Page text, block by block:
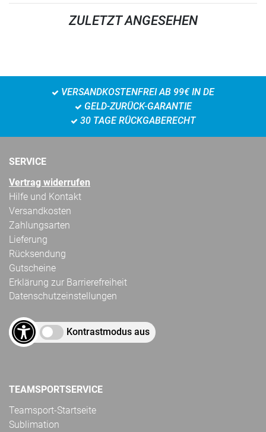
ZULETZT ANGESEHEN
VERSANDKOSTENFREI AB 99€ IN DE
GELD-ZURÜCK-GARANTIE
30 TAGE RÜCKGABERECHT
SERVICE
Vertrag widerrufen
Hilfe und Kontakt
Versandkosten
Zahlungsarten
Lieferung
Rücksendung
Gutscheine
Erklärung zur Barrierefreiheit
Datenschutzeinstellungen
Kontrastmodus aus
TEAMSPORTSERVICE
Teamsport-Startseite
Sublimation